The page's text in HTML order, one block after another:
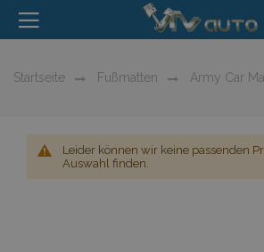
Startseite Fußmatten Army Car
Leider können wir keine passenden
Auswahl finden.